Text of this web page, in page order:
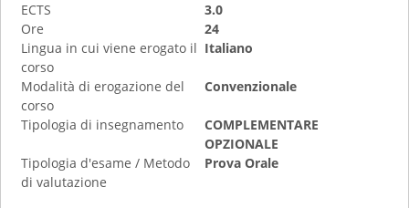
ECTS
3.0
Ore
24
Lingua in cui viene erogato il
corso
Italiano
Modalità di erogazione del
corso
Convenzionale
Tipologia di insegnamento
COMPLEMENTARE
OPZIONALE
Tipologia d'esame / Metodo
di valutazione
Prova Orale